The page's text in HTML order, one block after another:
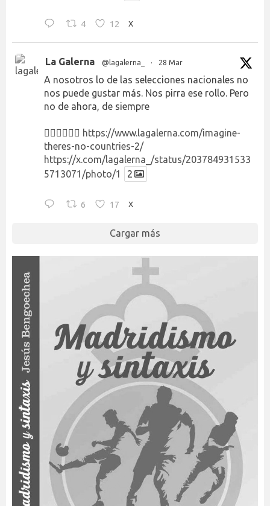
4 12 X
La Galerna @lagalerna_ · 28 Mar
A nosotros lo de las selecciones nacionales no
nos puede gustar más. Nos pirra ese rollo. Pero
no de ahora, de siempre
👉🏻👉🏻👉🏻 https://www.lagalerna.com/imagine-
theres-no-countries-2/
https://x.com/lagalerna_/status/203784931533
5713071/photo/1
2
6 17 X
Cargar más